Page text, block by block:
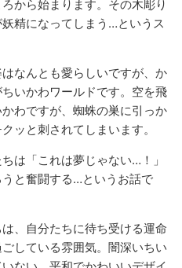
から始まります。その木彫り
精になってしまう…というス
なんとも愛らしいですが、か
いかわワールドです。空を飛
わですが、蜘蛛の巣に引っか
ッと刺されてしまいます。
は「これは夢じゃない…！」
と奮闘する…というお話で
、自分たちに待ち受ける運命
している雰囲気。闇深いちい